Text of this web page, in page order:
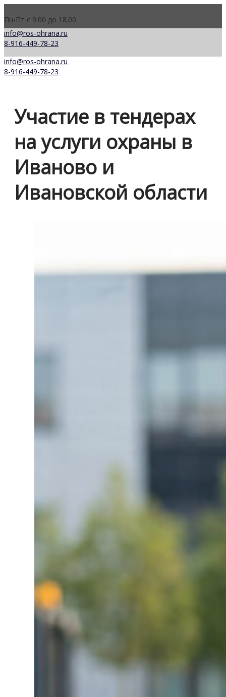
Пн-Пт с 9.00 до 18.00
info@ros-ohrana.ru
8-916-449-78-23
info@ros-ohrana.ru
8-916-449-78-23
Участие в тендерах
на услуги охраны в
Иваново и
Ивановской области